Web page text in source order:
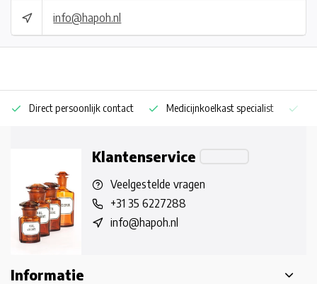
info@hapoh.nl
Direct persoonlijk contact Medicijnkoelkast specialist
Klantenservice
Veelgestelde vragen
+31 35 6227288
info@hapoh.nl
Informatie